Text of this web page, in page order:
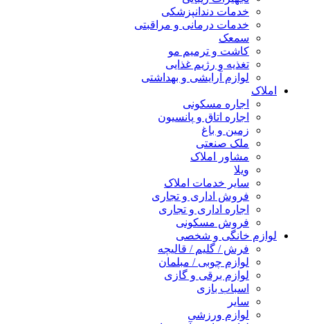
خدمات دندانپزشکی
خدمات درمانی و مراقبتی
سمعک
کاشت و ترمیم مو
تغذیه و رژیم غذایی
لوازم آرایشی و بهداشتی
املاک
اجاره مسکونی
اجاره اتاق و پانسیون
زمین و باغ
ملک صنعتی
مشاور املاک
ویلا
سایر خدمات املاک
فروش اداری و تجاری
اجاره اداری و تجاری
فروش مسکونی
لوازم خانگی و شخصی
فرش / گلیم / قالیچه
لوازم چوبی / مبلمان
لوازم برقی و گازی
اسباب بازی
سایر
لوازم ورزشی